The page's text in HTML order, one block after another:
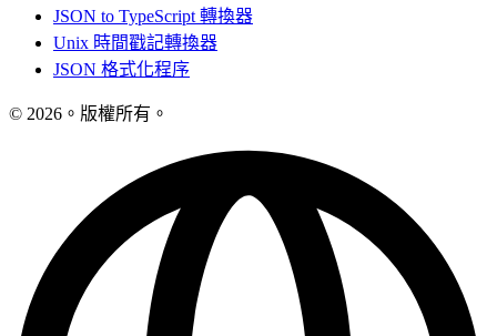
JSON to TypeScript 轉換器
Unix 時間戳記轉換器
JSON 格式化程序
© 2026。版權所有。